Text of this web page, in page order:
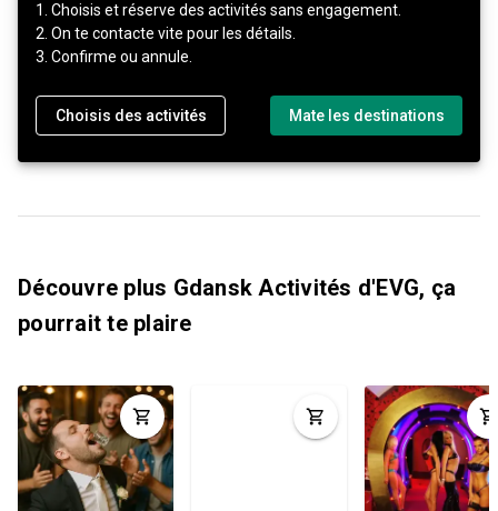
1. Choisis et réserve des activités sans engagement.
2. On te contacte vite pour les détails.
3. Confirme ou annule.
Choisis des activités Mate les destinations
Découvre plus Gdansk Activités d'EVG, ça
pourrait te plaire